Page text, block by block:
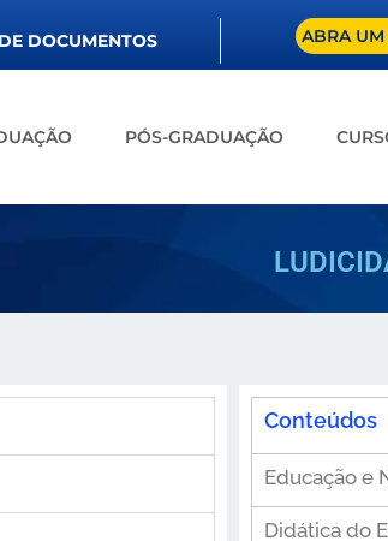
DOCUMENTOS ABRA
PÓS-GRADUAÇÃO
Conteúdos
Educação e
Didática do